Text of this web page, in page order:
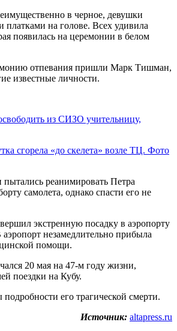
в черное, девушки
на голове. Всех удивила
появилась на церемонии в белом
отпевания пришли Марк Тишман,
известные личности.
из СИЗО учительницу,
сгорела «до скелета» возле ТЦ. Фото
реанимировать Петра
самолета, однако спасти его не
экстренную посадку в аэропорту
незамедлительно прибыла
помощи.
20 мая на 47-м году жизни,
поездки на Кубу.
подробности его трагической смерти.
Источник: altapress.ru